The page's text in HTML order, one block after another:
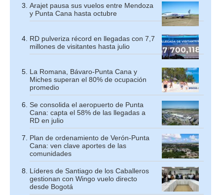
Arajet pausa sus vuelos entre Mendoza
y Punta Cana hasta octubre
RD pulveriza récord en llegadas con 7,7
millones de visitantes hasta julio
La Romana, Bávaro-Punta Cana y
Miches superan el 80% de ocupación
promedio
Se consolida el aeropuerto de Punta
Cana: capta el 58% de las llegadas a
RD en julio
Plan de ordenamiento de Verón-Punta
Cana: ven clave aportes de las
comunidades
Líderes de Santiago de los Caballeros
gestionan con Wingo vuelo directo
desde Bogotá